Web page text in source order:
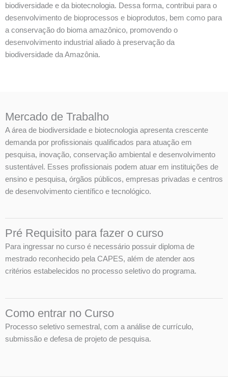
biodiversidade e da biotecnologia. Dessa forma, contribui para o
desenvolvimento de bioprocessos e bioprodutos, bem como para
a conservação do bioma amazônico, promovendo o
desenvolvimento industrial aliado à preservação da
biodiversidade da Amazônia.
Mercado de Trabalho
A área de biodiversidade e biotecnologia apresenta crescente
demanda por profissionais qualificados para atuação em
pesquisa, inovação, conservação ambiental e desenvolvimento
sustentável. Esses profissionais podem atuar em instituições de
ensino e pesquisa, órgãos públicos, empresas privadas e centros
de desenvolvimento científico e tecnológico.
Pré Requisito para fazer o curso
Para ingressar no curso é necessário possuir diploma de
mestrado reconhecido pela CAPES, além de atender aos
critérios estabelecidos no processo seletivo do programa.
Como entrar no Curso
Processo seletivo semestral, com a análise de currículo,
submissão e defesa de projeto de pesquisa.